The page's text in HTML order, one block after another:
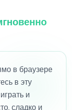
в браузере
в эту
и
сладко и